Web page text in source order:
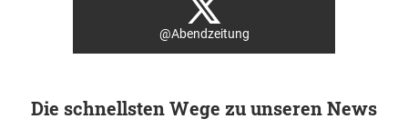
@Abendzeitung
Die schnellsten Wege zu unseren News